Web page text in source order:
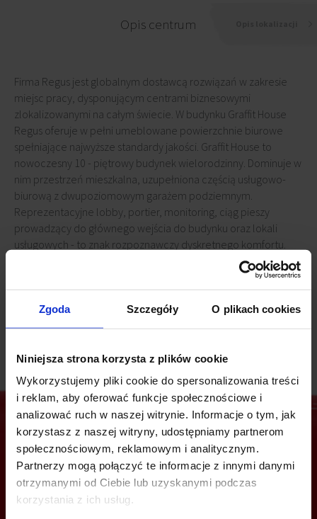
Zgoda Szczegóły O plikach cookies
Niniejsza strona korzysta z plików cookie
Wykorzystujemy pliki cookie do spersonalizowania treści
i reklam, aby oferować funkcje społecznościowe i
analizować ruch w naszej witrynie. Informacje o tym, jak
korzystasz z naszej witryny, udostępniamy partnerom
społecznościowym, reklamowym i analitycznym.
Partnerzy mogą połączyć te informacje z innymi danymi
otrzymanymi od Ciebie lub uzyskanymi podczas
korzystania z ich usług.
Opis centrum
Firma Regus jest globalnym dostawcą rozwiązań w zakresie
miejsc pracy, dysponującym centrami biznesowymi
zlokalizowanymi na całym świecie. W budynku Graffit House
Regus oferuje w pełni umeblowane powierzchnie biurowe
spełniające najwyższe standardy jakości. Graffit House to
nowoczesny 10 - piętrowy budynek wielorodzinny. Dominuje w
nim przestrzeń mieszkalna, uzupełniona częścią usługowo-
biurową z dwupoziomowym garażem podziemnym.
Reprezentacyjne lobby, portier, monitoring, ciąg pieszy
prowadzący do głównego wejścia do budynku oraz lokali
usługowych - to znak rozpoznawczy dyskretnego komfortu.
Regus gwarantuje elastyczne warunki umowy, brak
początkowych nakładów inwestycyjnych, nieskomplikowane
umowy, pełne wsparcie IT, telekomunikacyjne i
administracyjne.
Jesteś zainteresowany tą ofertą?